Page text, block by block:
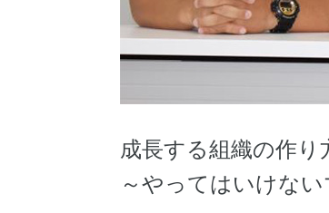
成長する組織の作り
～やってはいけな